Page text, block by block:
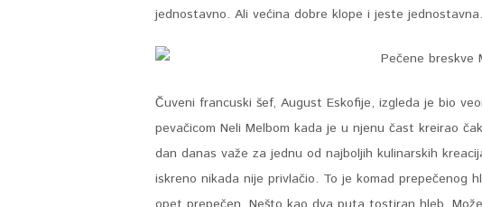
jednostavno. Ali većina dobre klope i jeste jednostavna.
Čuveni francuski šef, August Eskofije, izgleda je bio
pevačicom Neli Melbom kada je u njenu čast kreirao
dan danas važe za jednu od najboljih kulinarskih
iskreno nikada nije privlačio. To je komad prepečenog